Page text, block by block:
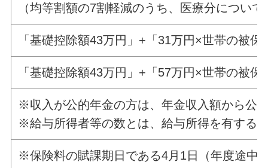
（均等割額の7割軽減のうち、医療分につい
「基礎控除額43万円」+「31万円×世帯の被
「基礎控除額43万円」+「57万円×世帯の被
※収入が公的年金の方は、年金収入額から公
※給与所得者等の数とは、給与所得を有する
※保険料の賦課期日である4月1日（年度途中